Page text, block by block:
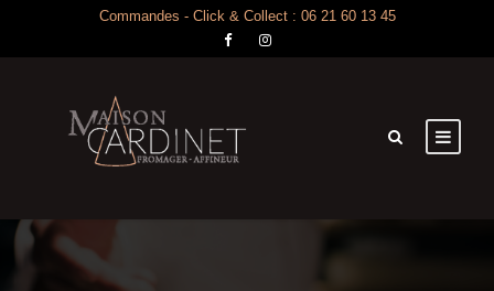
Commandes - Click & Collect : 06 21 60 13 45